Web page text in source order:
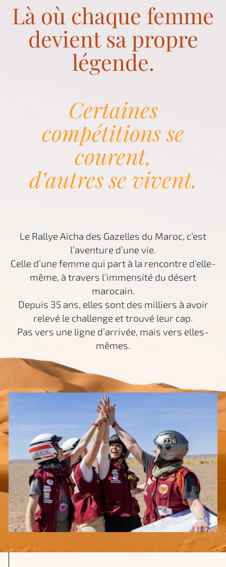
Là où chaque femme
devient sa propre
légende.
Certaines
compétitions se
courent,
d’autres se vivent.
Le Rallye Aïcha des Gazelles du Maroc, c’est
l’aventure d’une vie.
Celle d’une femme qui part à la rencontre d’elle-
même, à travers l’immensité du désert
marocain.
Depuis 35 ans, elles sont des milliers à avoir
relevé le challenge et trouvé leur cap.
Pas vers une ligne d’arrivée, mais vers elles-
mêmes.